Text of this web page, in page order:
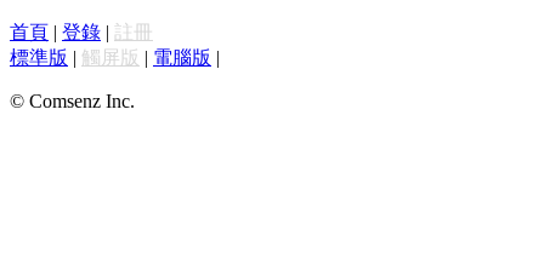
首頁 | 登錄 | 註冊
標準版 | 觸屏版 | 電腦版 |
© Comsenz Inc.